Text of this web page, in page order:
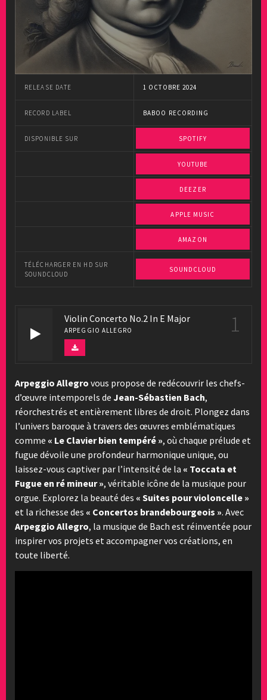
RELEASE DATE 1 OCTOBRE 2024
RECORD LABEL BABOO RECORDING
DISPONIBLE SUR SPOTIFY
YOUTUBE
DEEZER
APPLE MUSIC
AMAZON
TÉLÉCHARGER EN HD SUR
SOUNDCLOUD
SOUNDCLOUD
Violin Concerto No.2 In E Major
ARPEGGIO ALLEGRO 1
Arpeggio Allegro vous propose de redécouvrir les chefs-
d’œuvre intemporels de Jean-Sébastien Bach,
réorchestrés et entièrement libres de droit. Plongez dans
l’univers baroque à travers des œuvres emblématiques
comme « Le Clavier bien tempéré », où chaque prélude et
fugue dévoile une profondeur harmonique unique, ou
laissez-vous captiver par l’intensité de la « Toccata et
Fugue en ré mineur », véritable icône de la musique pour
orgue. Explorez la beauté des « Suites pour violoncelle »
et la richesse des « Concertos brandebourgeois ». Avec
Arpeggio Allegro, la musique de Bach est réinventée pour
inspirer vos projets et accompagner vos créations, en
toute liberté.